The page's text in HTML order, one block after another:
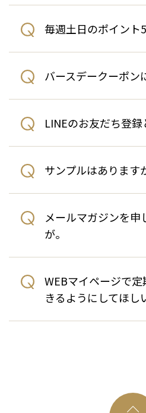
毎週土日のポイント5
バースデークーポン
LINEのお友だち登録
サンプルはあります
メールマガジンを申
が。
WEBマイページで
きるようにしてほし